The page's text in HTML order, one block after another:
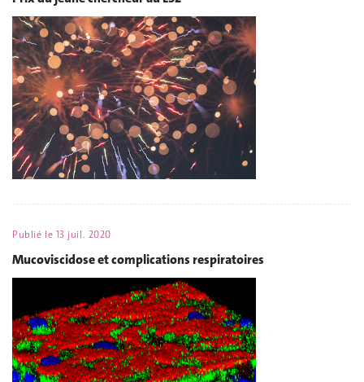
Publié le 13 juil. 2020
Mucoviscidose et complications respiratoires